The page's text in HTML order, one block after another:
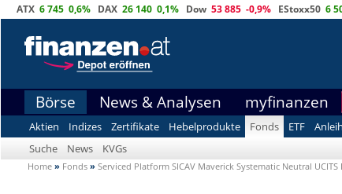
ATX 6 745 0,6% DAX 26 140 0,1% Dow 53 885 -0,9% EStoxx50 6
Börse News & Analysen myfinanzen
Aktien Indizes Zertifikate Hebelprodukte Fonds ETF
Suche
News KVGs
Home » Fonds » Serviced Platform SICAV Maverick Systematic Neutral